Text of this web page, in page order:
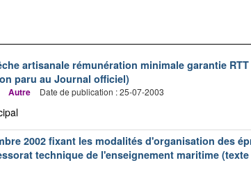
artisanale rémunération minimale garantie
paru au Journal officiel)
Autre Date de publication : 25-07-2003
2002 fixant les modalités d'organisation des
technique de l'enseignement maritime